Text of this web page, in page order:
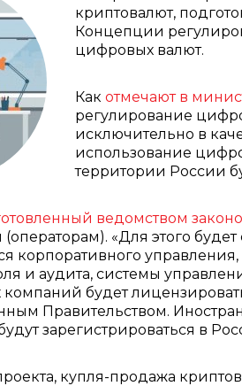
криптовалют,
Концепции
цифровых валют.
Как отмечают в
регулирование
исключительно в
использование
территории России
ведомством
«Для этого
корпоративного
и аудита, системы
компаний будет
Правительством.
зарегистрироваться в
купля-продажа